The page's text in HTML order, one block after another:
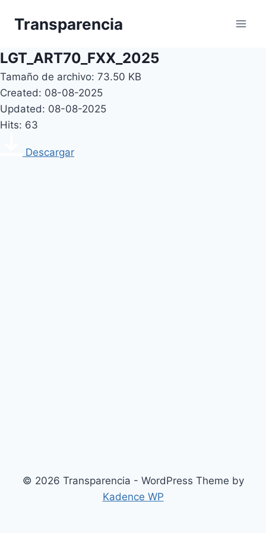
Transparencia
LGT_ART70_FXX_2025
Tamaño de archivo: 73.50 KB
Created: 08-08-2025
Updated: 08-08-2025
Hits: 63
Descargar
© 2026 Transparencia - WordPress Theme by
Kadence WP